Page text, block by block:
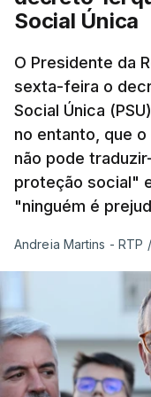
Social Única
O Presidente da
sexta-feira o
Social Única
no entanto, que
não pode
proteção social"
"ninguém é
Andreia Martins - RTP /